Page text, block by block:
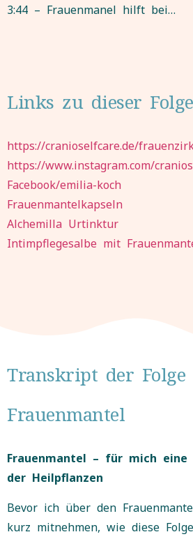
3:44 – Frauenmanel hilft bei…
Links zu dieser Folge
https://cranioselfcare.de/
https://www.instagram.com/
Facebook/emilia-koch
Frauenmantelkapseln
Alchemilla Urtinktur
Intimpflegesalbe mit
Transkript der Folge
Frauenmantel
Frauenmantel – für mich eine
der Heilpflanzen
Bevor ich über den
kurz mitnehmen, wie diese